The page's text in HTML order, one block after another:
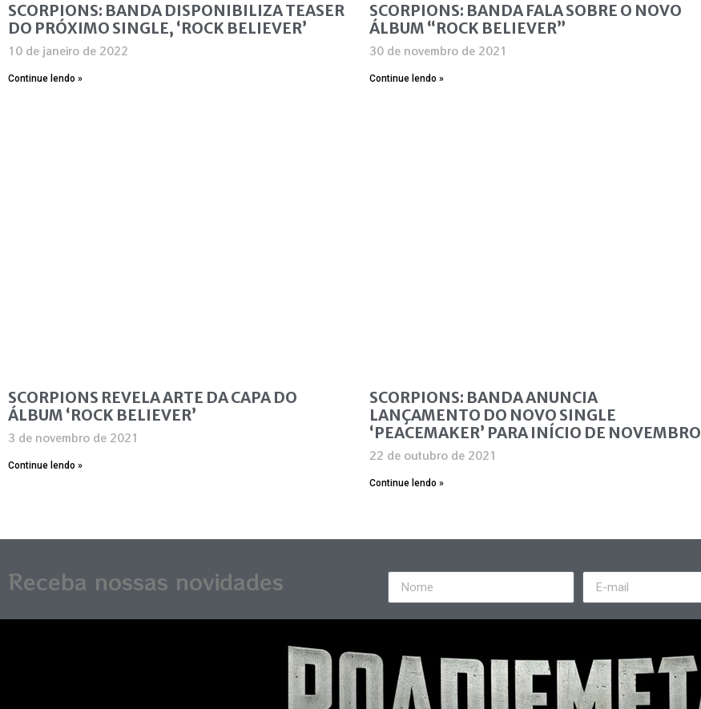
SCORPIONS: BANDA DISPONIBILIZA TEASER
DO PRÓXIMO SINGLE, ‘ROCK BELIEVER’
10 de janeiro de 2022
Continue lendo »
SCORPIONS: BANDA FALA SOBRE O NOVO
ÁLBUM “ROCK BELIEVER”
30 de novembro de 2021
Continue lendo »
SCORPIONS REVELA ARTE DA CAPA DO
ÁLBUM ‘ROCK BELIEVER’
3 de novembro de 2021
Continue lendo »
SCORPIONS: BANDA ANUNCIA
LANÇAMENTO DO NOVO SINGLE
‘PEACEMAKER’ PARA INÍCIO DE NOVEMBRO
22 de outubro de 2021
Continue lendo »
Receba nossas novidades